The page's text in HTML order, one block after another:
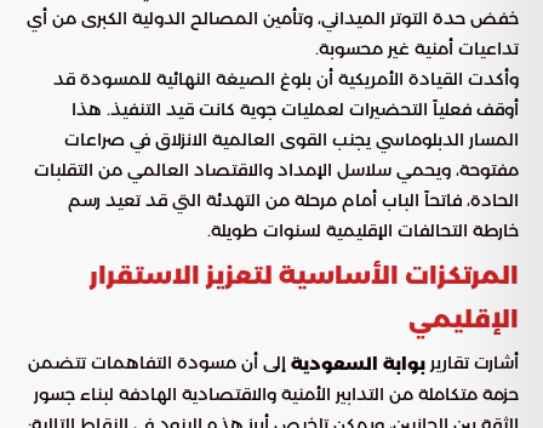
خفض حدة التوتر الميداني، وتأمين المصالح الدولية الكبرى من أي
تداعيات أمنية غير محسوبة.
وأكدت القيادة الأمريكية أن بلوغ الصيغة النهائية للمسودة قد
أوقف فعلياً التحضيرات لعمليات جوية كانت قيد التنفيذ. هذا
المسار الدبلوماسي يجنب القوى العالمية الانزلاق في صراعات
مفتوحة، ويحمي سلاسل الإمداد والاقتصاد العالمي من التقلبات
الحادة، فاتحاً الباب أمام مرحلة من التهدئة التي قد تعيد رسم
خارطة التحالفات الإقليمية لسنوات طويلة.
المرتكزات الأساسية لتعزيز الاستقرار
الإقليمي
أشارت تقارير بوابة السعودية إلى أن مسودة التفاهمات تتضمن
حزمة متكاملة من التدابير الأمنية والاقتصادية الهادفة لبناء جسور